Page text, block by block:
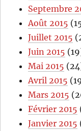
Septembre
Août 2015
Juillet 2015
Juin 2015
Mai 2015
Avril 2015
Mars 2015
Février 2015
Janvier 2015